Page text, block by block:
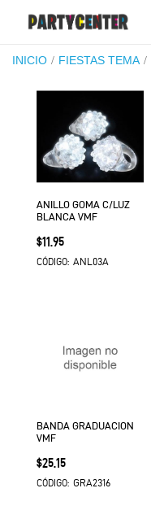
INICIO FIESTAS TEMA
ANILLO GOMA C/LUZ
BLANCA VMF
Precio
$11.95
CÓDIGO: ANL03A
BANDA GRADUACION
VMF
Precio
$25.15
CÓDIGO: GRA2316